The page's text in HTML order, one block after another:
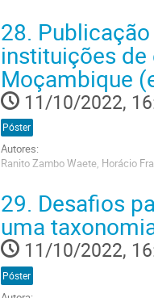
to
contribution
page
28.
instituições de
Moçambique
11/10/2022,
Póster
Autores:
Ranito Zambo Waete, Horácio
to
contribution
page
29. Desafios
uma
11/10/2022,
Póster